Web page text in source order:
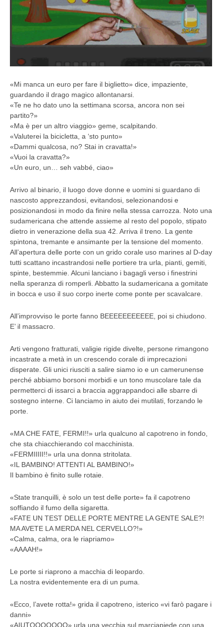
«Mi manca un euro per fare il biglietto» dice, impaziente,
guardando il drago magico allontanarsi.
«Te ne ho dato uno la settimana scorsa, ancora non sei
partito?»
«Ma è per un altro viaggio» geme, scalpitando.
«Valuterei la bicicletta, a ‘sto punto»
«Dammi qualcosa, no? Stai in cravatta!»
«Vuoi la cravatta?»
«Un euro, un… seh vabbé, ciao»
Arrivo al binario, il luogo dove donne e uomini si guardano di
nascosto apprezzandosi, evitandosi, selezionandosi e
posizionandosi in modo da finire nella stessa carrozza. Noto una
sudamericana che attende assieme al resto del popolo, stipato
dietro in venerazione della sua 42. Arriva il treno. La gente
spintona, tremante e ansimante per la tensione del momento.
All’apertura delle porte con un grido corale uso marines al D-day
tutti scattano incastrandosi nelle portiere tra urla, pianti, gemiti,
spinte, bestemmie. Alcuni lanciano i bagagli verso i finestrini
nella speranza di romperli. Abbatto la sudamericana a gomitate
in bocca e uso il suo corpo inerte come ponte per scavalcare.
All’improvviso le porte fanno BEEEEEEEEEEE, poi si chiudono.
E’ il massacro.
Arti vengono fratturati, valigie rigide divelte, persone rimangono
incastrate a metà in un crescendo corale di imprecazioni
disperate. Gli unici riusciti a salire siamo io e un camerunense
perché abbiamo borsoni morbidi e un tono muscolare tale da
permetterci di issarci a braccia aggrappandoci alle sbarre di
sostegno interne. Ci lanciamo in aiuto dei mutilati, forzando le
porte.
«MA CHE FATE, FERMI!!» urla qualcuno al capotreno in fondo,
che sta chiacchierando col macchinista.
«FERMIIIII!!» urla una donna stritolata.
«IL BAMBINO! ATTENTI AL BAMBINO!»
Il bambino è finito sulle rotaie.
«State tranquilli, è solo un test delle porte» fa il capotreno
soffiando il fumo della sigaretta.
«FATE UN TEST DELLE PORTE MENTRE LA GENTE SALE?!
MA AVETE LA MERDA NEL CERVELLO?!»
«Calma, calma, ora le riapriamo»
«AAAAH!»
Le porte si riaprono a macchia di leopardo.
La nostra evidentemente era di un puma.
«Ecco, l’avete rotta!» grida il capotreno, isterico «vi farò pagare i
danni»
«AIUTOOOOOOO» urla una vecchia sul marciapiede con una